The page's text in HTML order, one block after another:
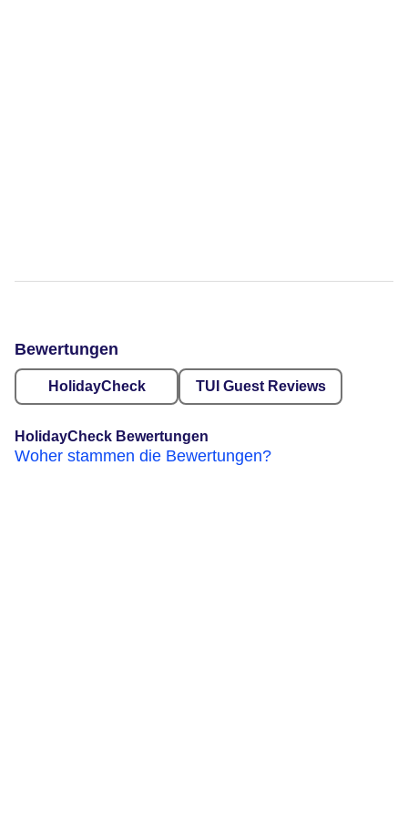
Bewertungen
HolidayCheck TUI Guest Reviews
HolidayCheck Bewertungen
Woher stammen die Bewertungen?